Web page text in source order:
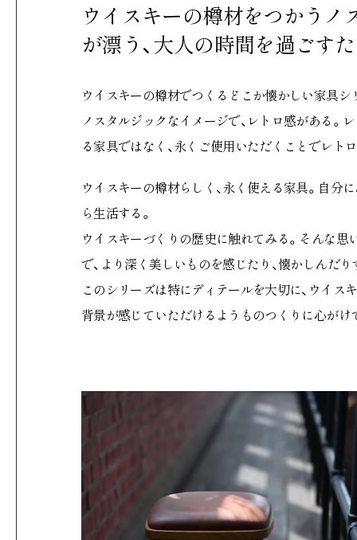
ウイスキーの樽材をつかうノ
が漂う、大人の時間を過ごす
ウイスキーの樽材でつくるどこか懐かしい家具シ
ノスタルジックなイメージで、レトロ感がある。
る家具ではなく、永くご使用いただくことでレト
ウイスキーの樽材らしく、永く使える家具。自分
ら生活する。
ウイスキーづくりの歴史に触れてみる。そんな思
で、より深く美しいものを感じたり、懐かしんだり
このシリーズは特にディテールを大切に、ウイス
背景が感じていただけるようものつくりに心がけ